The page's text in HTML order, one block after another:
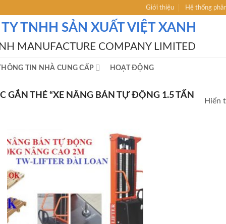
Giới thiệu Hệ thống
TNHH SẢN XUẤT VIỆT XANH
MANUFACTURE COMPANY LIMITED
TIN NHÀ CUNG CẤP HOẠT ĐỘNG
GẮN THẺ “XE NÂNG BÁN TỰ ĐỘNG 1.5 TẤN
Hiển